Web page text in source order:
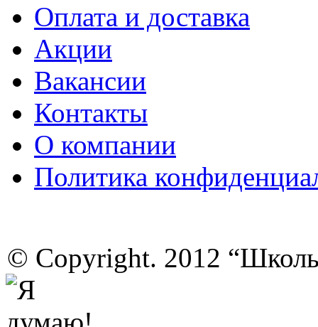
Оплата и доставка
Акции
Вакансии
Контакты
О компании
Политика
© Copyright. 2012